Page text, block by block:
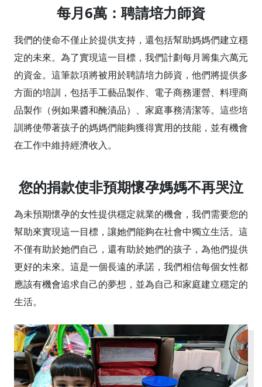
每月6萬：聘請培力師資
我們的使命不僅止於提供支持，還包括幫助媽媽們建立穩
定的未來。為了實現這一目標，我們計劃每月籌集六萬元
的資金。這筆款項將被用於聘請培力師資，他們將提供多
方面的培訓，包括手工藝品製作、電子商務運營、料理商
品製作（例如果醬和醃漬品）、家庭事務清潔等。這些培
訓將使帶著孩子的媽媽們能夠獲得實用的技能，並有機會
在工作中維持經濟收入。
您的捐款使非預期懷孕媽媽不再哭泣
為未預期懷孕的女性提供穩定就業的機會，我們需要您的
幫助來實現這一目標，讓她們能夠在社會中獨立生活。這
不僅有助於她們自己，還有助於她們的孩子，為他們提供
更好的未來。這是一個長遠的承諾，我們相信每個女性都
應該有機會追求自己的夢想，並為自己和家庭建立穩定的
生活。